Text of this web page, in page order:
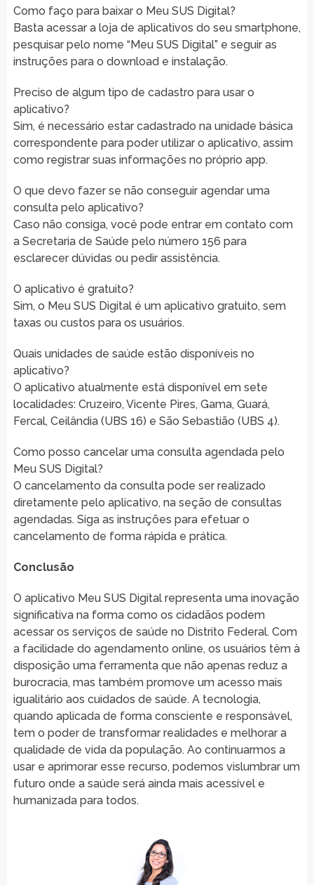
Como faço para baixar o Meu SUS Digital?
Basta acessar a loja de aplicativos do seu smartphone,
pesquisar pelo nome “Meu SUS Digital” e seguir as
instruções para o download e instalação.
Preciso de algum tipo de cadastro para usar o
aplicativo?
Sim, é necessário estar cadastrado na unidade básica
correspondente para poder utilizar o aplicativo, assim
como registrar suas informações no próprio app.
O que devo fazer se não conseguir agendar uma
consulta pelo aplicativo?
Caso não consiga, você pode entrar em contato com
a Secretaria de Saúde pelo número 156 para
esclarecer dúvidas ou pedir assistência.
O aplicativo é gratuito?
Sim, o Meu SUS Digital é um aplicativo gratuito, sem
taxas ou custos para os usuários.
Quais unidades de saúde estão disponíveis no
aplicativo?
O aplicativo atualmente está disponível em sete
localidades: Cruzeiro, Vicente Pires, Gama, Guará,
Fercal, Ceilândia (UBS 16) e São Sebastião (UBS 4).
Como posso cancelar uma consulta agendada pelo
Meu SUS Digital?
O cancelamento da consulta pode ser realizado
diretamente pelo aplicativo, na seção de consultas
agendadas. Siga as instruções para efetuar o
cancelamento de forma rápida e prática.
Conclusão
O aplicativo Meu SUS Digital representa uma inovação
significativa na forma como os cidadãos podem
acessar os serviços de saúde no Distrito Federal. Com
a facilidade do agendamento online, os usuários têm à
disposição uma ferramenta que não apenas reduz a
burocracia, mas também promove um acesso mais
igualitário aos cuidados de saúde. A tecnologia,
quando aplicada de forma consciente e responsável,
tem o poder de transformar realidades e melhorar a
qualidade de vida da população. Ao continuarmos a
usar e aprimorar esse recurso, podemos vislumbrar um
futuro onde a saúde será ainda mais acessível e
humanizada para todos.